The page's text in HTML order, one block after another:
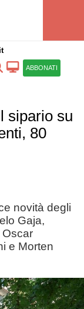
ABBONATI
sipario su
80
novità degli
Gaja,
e Morten